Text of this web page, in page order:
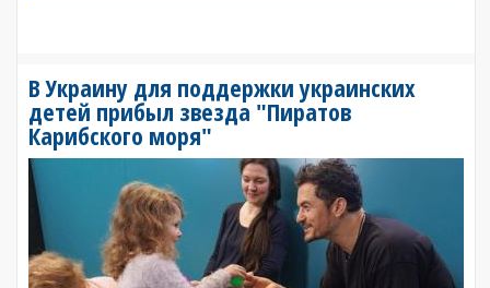
В Украину для поддержки украинских
детей прибыл звезда "Пиратов
Карибского моря"